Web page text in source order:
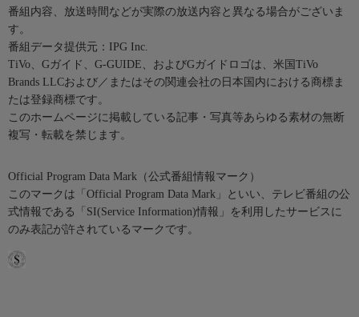
番組内容、放送時間などが実際の放送内容と異なる場合がございま
す。
番組データ提供元：IPG Inc.
TiVo、Gガイド、G-GUIDE、およびGガイドロゴは、米国TiVo
Brands LLCおよび／またはその関連会社の日本国内における商標ま
たは登録商標です。
このホームページに掲載している記事・写真等あらゆる素材の無断
複写・転載を禁じます。
Official Program Data Mark（公式番組情報マーク）
このマークは「Official Program Data Mark」といい、テレビ番組の公
式情報である「SI(Service Information)情報」を利用したサービスに
のみ表記が許されているマークです。